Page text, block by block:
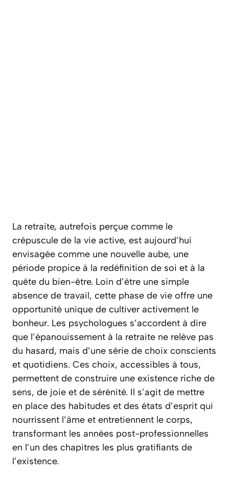
La retraite, autrefois perçue comme le
crépuscule de la vie active, est aujourd’hui
envisagée comme une nouvelle aube, une
période propice à la redéfinition de soi et à la
quête du bien-être. Loin d’être une simple
absence de travail, cette phase de vie offre une
opportunité unique de cultiver activement le
bonheur. Les psychologues s’accordent à dire
que l’épanouissement à la retraite ne relève pas
du hasard, mais d’une série de choix conscients
et quotidiens. Ces choix, accessibles à tous,
permettent de construire une existence riche de
sens, de joie et de sérénité. Il s’agit de mettre
en place des habitudes et des états d’esprit qui
nourrissent l’âme et entretiennent le corps,
transformant les années post-professionnelles
en l’un des chapitres les plus gratifiants de
l’existence.